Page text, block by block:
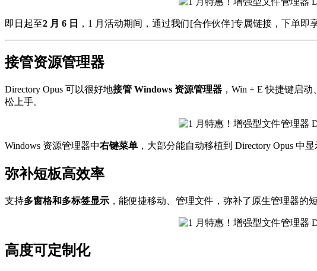
即日起至2 月 6 日 ，1 月活动期间，通过我们[合作伙伴]专属链接，下单即
接管资源管理器
Directory Opus 可以很好地接管 Windows 资源管理器 ，Win + E 快捷键启
松上手。
Windows 资源管理器中右键菜单 ，大部分能自动移植到 Directory Opus 中
弥补短板高效率
支持多窗格和多标签显示 ，能便捷移动、管理文件，弥补了原生管理器的
高度可定制化